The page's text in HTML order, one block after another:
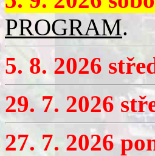
PROGRAM.
5. 8. 2026
29. 7. 2026
27. 7. 2026